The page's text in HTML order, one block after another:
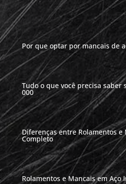
Por que optar por mancais de
Tudo o que você precisa saber
000
Diferenças entre Rolamentos e
Completo
Rolamentos e Mancais em Aço